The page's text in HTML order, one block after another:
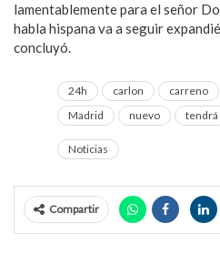
lamentablemente para el señor
habla hispana va a seguir
concluyó.
24h carlon carreno
Madrid
nuevo tendrá
Noticias
Compartir